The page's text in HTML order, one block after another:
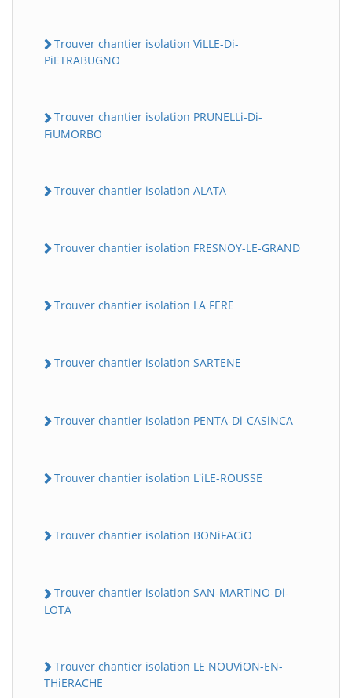
Trouver chantier isolation ViLLE-Di-
PiETRABUGNO
Trouver chantier isolation PRUNELLi-Di-
FiUMORBO
Trouver chantier isolation ALATA
Trouver chantier isolation FRESNOY-LE-GRAND
Trouver chantier isolation LA FERE
Trouver chantier isolation SARTENE
Trouver chantier isolation PENTA-Di-CASiNCA
Trouver chantier isolation L'iLE-ROUSSE
Trouver chantier isolation BONiFACiO
Trouver chantier isolation SAN-MARTiNO-Di-
LOTA
Trouver chantier isolation LE NOUViON-EN-
THiERACHE